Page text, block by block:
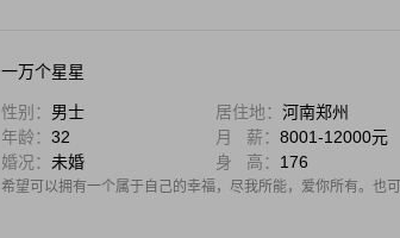
一万个星星
性别： 男士 居住地： 河南郑州
年龄： 32 月 薪： 8001-12000元
婚况： 未婚 身 高： 176
希望可以拥有一个属于自己的幸福，尽我所能，爱你所有。也